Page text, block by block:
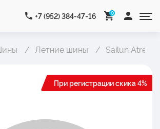
+7 (952) 384-47-16 0
Летние шины Sailun
При регистрации скика 4%